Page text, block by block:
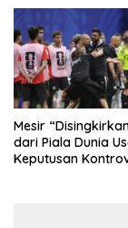
Mesir
dari Piala Dunia
Keputusan